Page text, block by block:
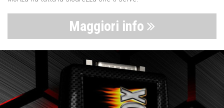
Maggiori info